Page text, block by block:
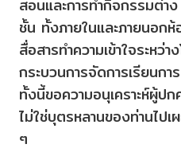
สอนและการทำกิจกรรมต่า
ชั้น ทั้งภายในและภายนอก
สื่อสารทำความเข้าใจระหว่
กระบวนการจัดการเรียนก
ทั้งนี้ขอความอนุเคราะห์ผู้ป
ไม่ใช่บุตรหลานของท่านไป
ๆ